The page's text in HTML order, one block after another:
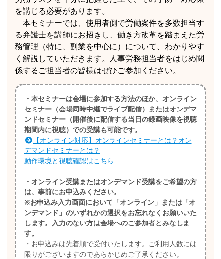
を講じる必要があります。
本セミナーでは、使用者側で労働案件を多数担当す
る弁護士を講師にお招きし、働き方改革を踏まえた労
務管理（特に、副業を中心に）について、わかりやす
く解説していただきます。人事労務担当者をはじめ関
係するご担当者の皆様はぜひご参加ください。
・本セミナーは会場に参加する方法のほか、オンライン
セミナー（会場同時中継でライブ配信）またはオンデマ
ンドセミナー（開催後に配信する当日の録画映像を視聴
期間内に視聴）での受講も可能です。
【オンライン対応】オンラインセミナーとは？オン
デマンドセミナーとは？
動作環境と視聴確認はこちら
・オンライン受講またはオンデマンド受講をご希望の方
は、事前にお申込みください。
※お申込み入力画面において「オンライン」または「オ
ンデマンド」のいずれかの選択をお忘れなくお願いいた
します。入力のない方は会場へのご参加者とみなしま
す。
・お申込みは先着順で受付いたします。ご利用人数には
限りがございますのであらかじめご了承ください。